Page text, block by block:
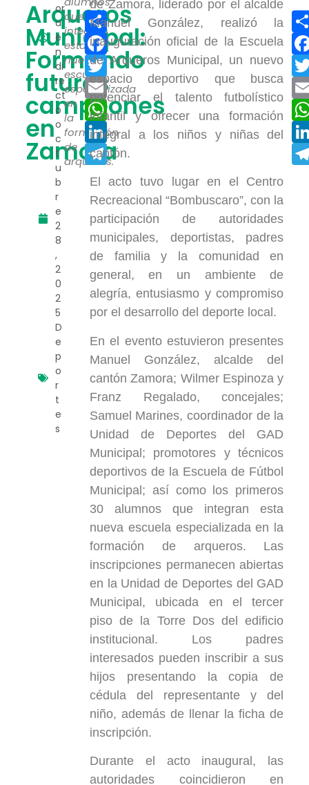
Arqueros
Municipal:
Formando
futuros
campeones
en
Zamora
or
a
e
n
di
re
ct
o
o
c
t
u
b
r
e
2
8
,
2
0
2
5
D
e
p
o
r
t
e
s
que
integran
esta
nueva
escuela
especializada
en
la
formación
de
arqueros.
Compartir
Facebook
Twitter
Email
WhatsApp
LinkedIn
Telegram
de Zamora, liderado por el alcalde
Manuel González, realizó la
inauguración oficial de la Escuela
de Arqueros Municipal, un nuevo
espacio deportivo que busca
potenciar el talento futbolístico
infantil y ofrecer una formación
integral a los niños y niñas del
cantón.
El acto tuvo lugar en el Centro
Recreacional “Bombuscaro”, con la
participación de autoridades
municipales, deportistas, padres
de familia y la comunidad en
general, en un ambiente de
alegría, entusiasmo y compromiso
por el desarrollo del deporte local.
En el evento estuvieron presentes
Manuel González, alcalde del
cantón Zamora; Wilmer Espinoza y
Franz Regalado, concejales;
Samuel Marines, coordinador de la
Unidad de Deportes del GAD
Municipal; promotores y técnicos
deportivos de la Escuela de Fútbol
Municipal; así como los primeros
30 alumnos que integran esta
nueva escuela especializada en la
formación de arqueros. Las
inscripciones permanecen abiertas
en la Unidad de Deportes del GAD
Municipal, ubicada en el tercer
piso de la Torre Dos del edificio
institucional. Los padres
interesados pueden inscribir a sus
hijos presentando la copia de
cédula del representante y del
niño, además de llenar la ficha de
inscripción.
Durante el acto inaugural, las
autoridades coincidieron en